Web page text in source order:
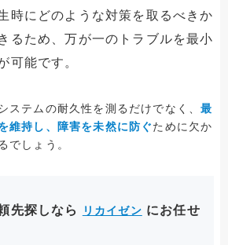
時にどのような対策を取るべきか
るため、万が一のトラブルを最小
可能です。
ステムの耐久性を測るだけでなく、最
維持し、障害を未然に防ぐために欠か
でしょう。
先探しなら リカイゼン にお任せ